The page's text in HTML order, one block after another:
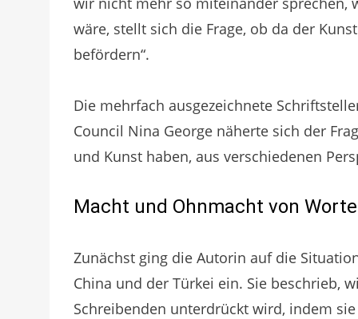
wäre, stellt sich die Frage, ob da der
befördern“.
Die mehrfach ausgezeichnete
Council Nina George näherte sich der
und Kunst haben, aus verschiedenen
Macht und Ohnmacht von
Zunächst ging die Autorin auf die
China und der Türkei ein. Sie beschrieb,
Schreibenden unterdrückt wird, indem